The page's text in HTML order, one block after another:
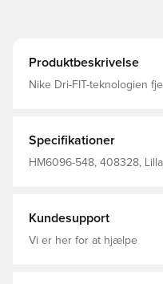
Produktbeskrivelse
Nike Dri-FIT-teknologien
korte liner hjælper med at
polyester
Specifikationer
HM6096-548, 408328,
Kundesupport
Vi er her for at hjælpe